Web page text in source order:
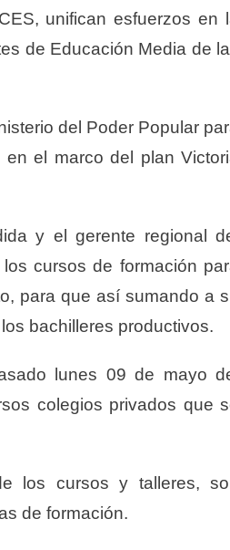
unifican esfuerzos en
de Educación Media de
del Poder Popular
el marco del plan
y el gerente regional
cursos de formación
para que así sumando a
bachilleres productivos.
lunes 09 de mayo
colegios privados que
los cursos y talleres,
de formación.